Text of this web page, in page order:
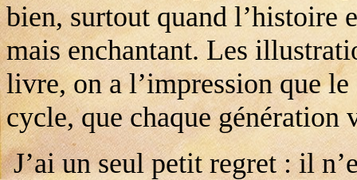
bien, surtout quand l’histoire
mais enchantant. Les
livre, on a l’impression que
cycle, que chaque
J’ai un seul petit regret : il